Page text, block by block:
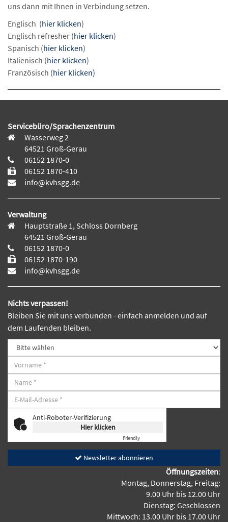
uns dann mit Ihnen in Verbindung setzen.
Englisch (hier klicken)
Englisch refresher (hier klicken)
Spanisch (hier klicken)
Italienisch (hier klicken)
Französisch (hier klicken)
Servicebüro/Sprachenzentrum
Wasserweg 2
64521 Groß-Gerau
06152 1870-0
06152 1870-410
info@kvhsgg.de
Verwaltung
Hauptstraße 1, Schloss Dornberg
64521 Groß-Gerau
06152 1870-0
06152 1870-190
info@kvhsgg.de
Nichts verpassen!
Bleiben Sie mit uns verbunden - einfach anmelden und auf
dem Laufenden bleiben.
Anti-Roboter-Verifizierung
Hier klicken
Friendly
Newsletter abonnieren
Öffnungszeiten:
Montag, Donnerstag, Freitag:
9.00 Uhr bis 12.00 Uhr
Dienstag: Geschlossen
Mittwoch: 13.00 Uhr bis 17.00 Uhr